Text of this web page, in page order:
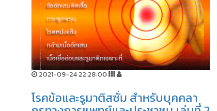
2021-09-24 22:28:00
โรคข้อและรูมาติสซั่ม สำหรับบุคคลา